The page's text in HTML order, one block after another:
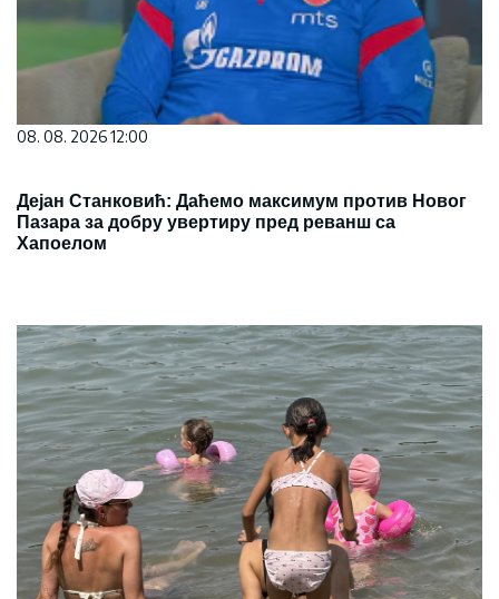
08. 08. 2026 12:00
Дејан Станковић: Даћемо максимум против Новог
Пазара за добру увертиру пред реванш са
Хапоелом